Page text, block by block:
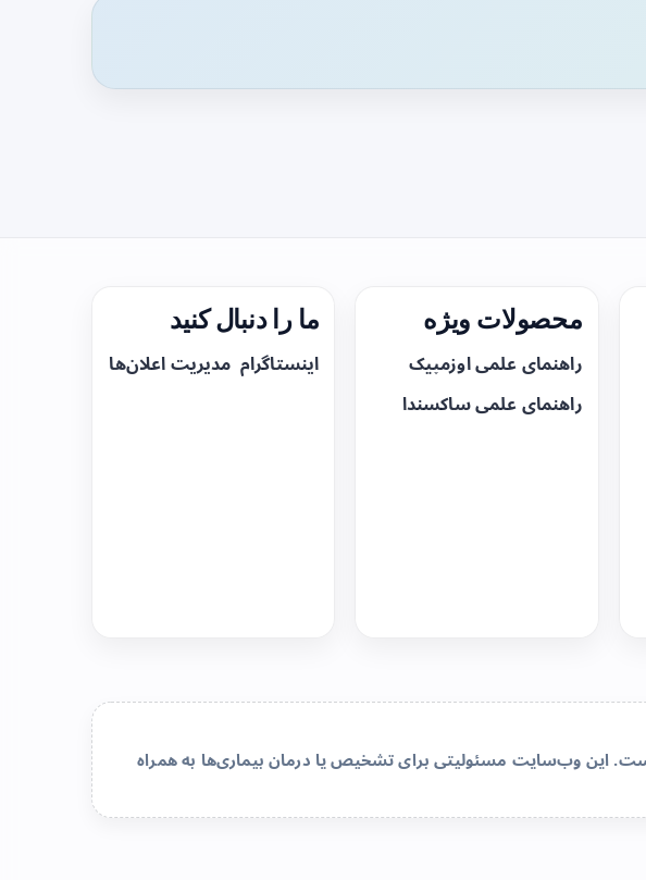
محصولات ویژه
راهنمای علمی اوزمپیک
راهنمای علمی ساکسندا
ما را دنبال کنید
اینستاگرام مدیریت اعلان‌ها
این وب‌سایت مسئولیتی برای تشخیص یا درمان بیماری‌ها به همراه